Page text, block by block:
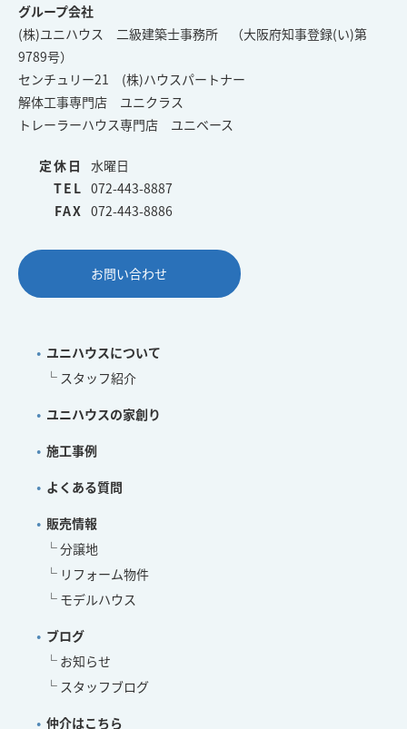
グループ会社
(株)ユニハウス 二級建築士事務所 （大阪府知事登録(い)第
9789号）
センチュリー21 (株)ハウスパートナー
解体工事専門店 ユニクラス
トレーラーハウス専門店 ユニベース
定休日
水曜日
TEL 072-443-8887
FAX 072-443-8886
お問い合わせ
ユニハウスについて
スタッフ紹介
ユニハウスの家創り
施工事例
よくある質問
販売情報
分譲地
リフォーム物件
モデルハウス
ブログ
お知らせ
スタッフブログ
仲介はこちら